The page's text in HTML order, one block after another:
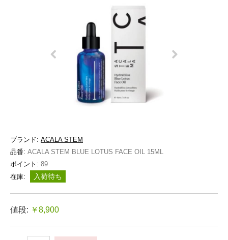
ブランド: ACALA STEM
品番: ACALA STEM BLUE LOTUS FACE OIL 15ML
ポイント: 89
在庫:
入荷待ち
値段: ￥8,900